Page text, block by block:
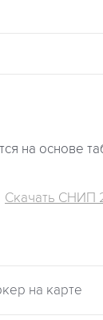
на основе
Скачать СНИП